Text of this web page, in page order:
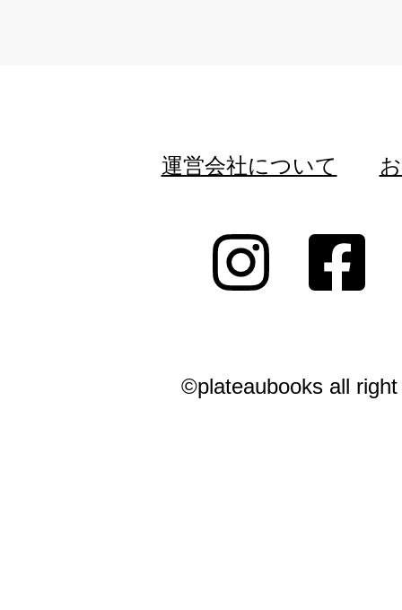
運営会社について
©plateaubooks all